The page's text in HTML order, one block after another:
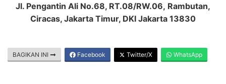
Jl. Pengantin Ali No.68, RT.08/RW.06, Rambutan,
Ciracas, Jakarta Timur, DKI Jakarta 13830
BAGIKAN INI Facebook Twitter/X WhatsApp